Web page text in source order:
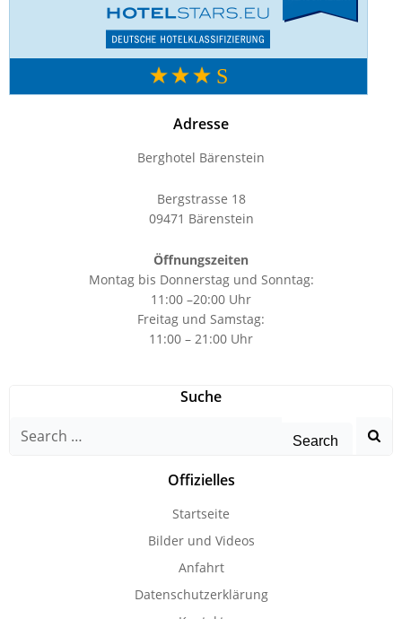
Adresse
Berghotel Bärenstein
Bergstrasse 18
09471 Bärenstein
Öffnungszeiten
Montag bis Donnerstag und Sonntag:
11:00 –20:00 Uhr
Freitag und Samstag:
11:00 – 21:00 Uhr
Suche
Search
Offizielles
Startseite
Bilder und Videos
Anfahrt
Datenschutzerklärung